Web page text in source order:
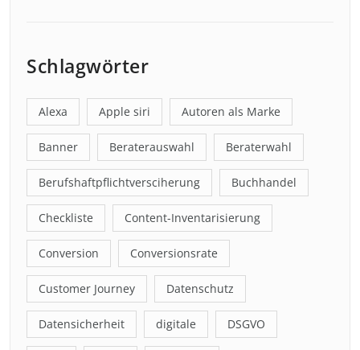
Schlagwörter
Alexa Apple siri Autoren als Marke
Banner Beraterauswahl Beraterwahl
Berufshaftpflichtversciherung Buchhandel
Checkliste Content-Inventarisierung
Conversion Conversionsrate
Customer Journey Datenschutz
Datensicherheit digitale DSGVO